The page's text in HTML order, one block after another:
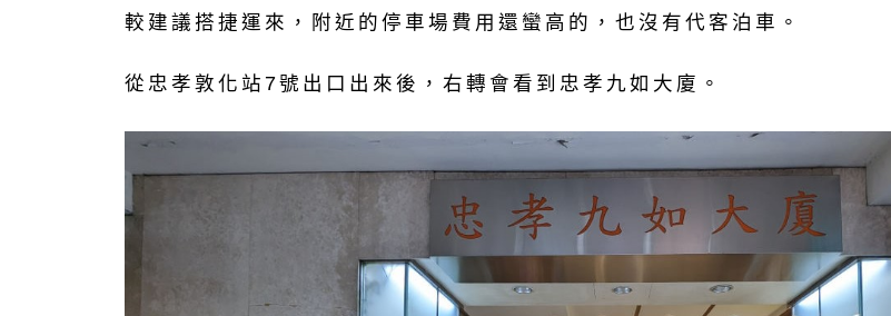
較建議搭捷運來，附近的停車場費用還蠻高的，也沒有代客泊車。
從忠孝敦化站7號出口出來後，右轉會看到忠孝九如大廈。